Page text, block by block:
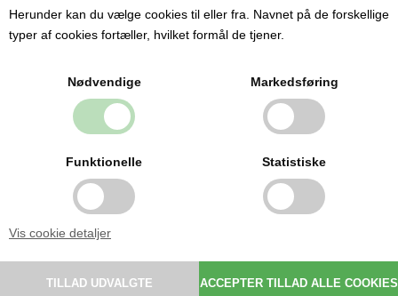
Herunder kan du vælge cookies til eller fra. Navnet på de forskellige
typer af cookies fortæller, hvilket formål de tjener.
Nødvendige Markedsføring
Funktionelle Statistiske
Vis cookie detaljer